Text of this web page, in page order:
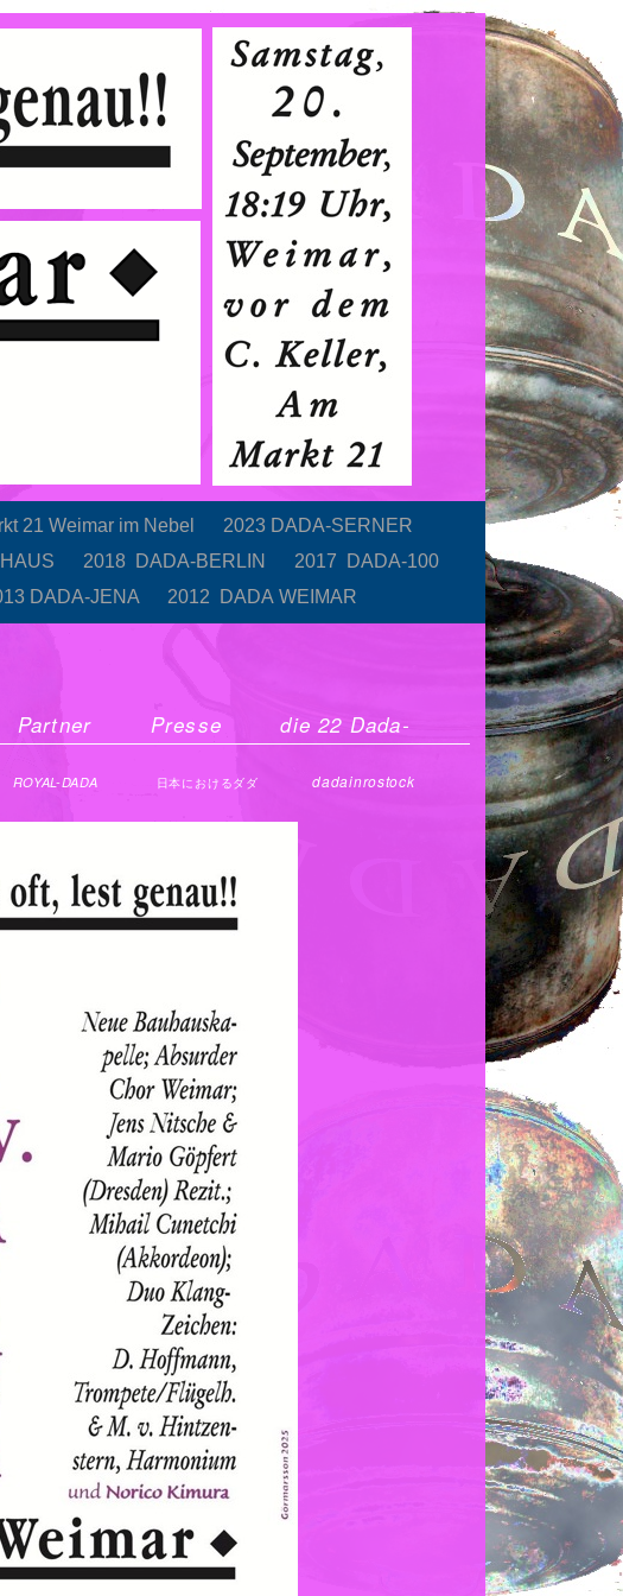
21 Weimar im Nebel
2023 DADA-SERNER
2018 DADA-BERLIN
2017 DADA-100
DADA-JENA
2012 DADA WEIMAR
Partner Presse
die 22 Dada-
ROYAL-DADA 日本におけるダダ dadainrostock